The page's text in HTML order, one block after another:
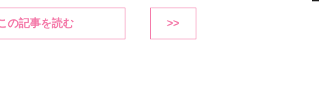
の記事を読む >>